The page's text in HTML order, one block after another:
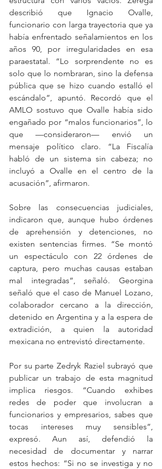
describió que Ignacio Ovalle,
funcionario con larga trayectoria que ya
había enfrentado señalamientos en los
años 90, por irregularidades en esa
paraestatal. “Lo sorprendente no es
solo que lo nombraran, sino la defensa
pública que se hizo cuando estalló el
escándalo”, apuntó. Recordó que el
AMLO sostuvo que Ovalle había sido
engañado por “malos funcionarios”, lo
que —consideraron— envió un
mensaje político claro. “La Fiscalía
habló de un sistema sin cabeza; no
incluyó a Ovalle en el centro de la
acusación”, afirmaron.
Sobre las consecuencias judiciales,
indicaron que, aunque hubo órdenes
de aprehensión y detenciones, no
existen sentencias firmes. “Se montó
un espectáculo con 22 órdenes de
captura, pero muchas causas estaban
mal integradas”, señaló. Georgina
señaló que el caso de Manuel Lozano,
colaborador cercano a la dirección,
detenido en Argentina y a la espera de
extradición, a quien la autoridad
mexicana no entrevistó directamente.
Por su parte Zedryk Raziel subrayó que
publicar un trabajo de esta magnitud
implica riesgos. “Cuando exhibes
redes de poder que involucran a
funcionarios y empresarios, sabes que
tocas intereses muy sensibles”,
expresó. Aun así, defendió la
necesidad de documentar y narrar
estos hechos: “Si no se investiga y no